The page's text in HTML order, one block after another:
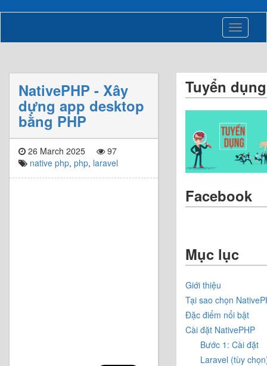
Toggle
NativePHP - Xây
dựng app desktop
bằng PHP
26 March 2025
97
native php, php, laravel
Tuyển dụng
Facebook
Mục lục
Giới thiệu
Tại sao chọn
Đặc điểm nổi bật
Cài đặt NativePHP
Bước 1: Cài đặt
Laravel (tùy